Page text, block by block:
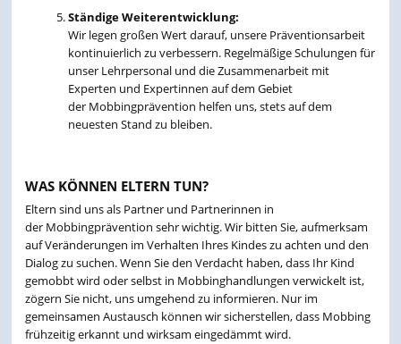
Ständige Weiterentwicklung:
Wir legen großen Wert darauf, unsere Präventionsarbeit
kontinuierlich zu verbessern. Regelmäßige Schulungen für
unser Lehrpersonal und die Zusammenarbeit mit
Experten und Expertinnen auf dem Gebiet
der Mobbingprävention helfen uns, stets auf dem
neuesten Stand zu bleiben.
WAS KÖNNEN ELTERN TUN?
Eltern sind uns als Partner und Partnerinnen in
der Mobbingprävention sehr wichtig. Wir bitten Sie, aufmerksam
auf Veränderungen im Verhalten Ihres Kindes zu achten und den
Dialog zu suchen. Wenn Sie den Verdacht haben, dass Ihr Kind
gemobbt wird oder selbst in Mobbinghandlungen verwickelt ist,
zögern Sie nicht, uns umgehend zu informieren. Nur im
gemeinsamen Austausch können wir sicherstellen, dass Mobbing
frühzeitig erkannt und wirksam eingedämmt wird.